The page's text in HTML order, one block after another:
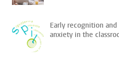
Early recognition
anxiety in the